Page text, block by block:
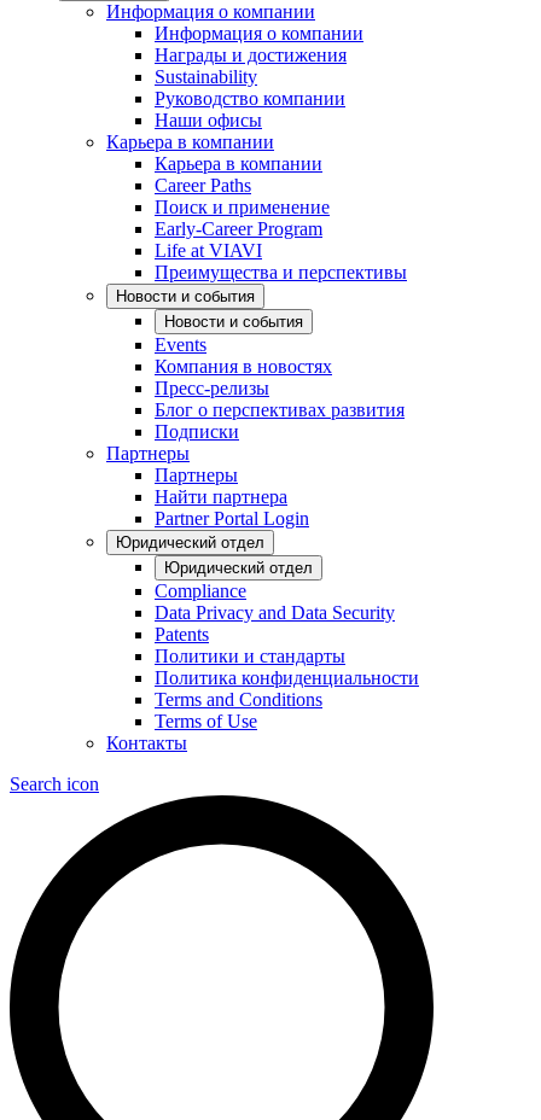
Информация о компании
Информация о компании
Награды и достижения
Sustainability
Руководство компании
Наши офисы
Карьера в компании
Карьера в компании
Career Paths
Поиск и применение
Early-Career Program
Life at VIAVI
Преимущества и перспективы
Новости и события
Новости и события
Events
Компания в новостях
Пресс-релизы
Блог о перспективах развития
Подписки
Партнеры
Партнеры
Найти партнера
Partner Portal Login
Юридический отдел
Юридический отдел
Compliance
Data Privacy and Data Security
Patents
Политики и стандарты
Политика конфиденциальности
Terms and Conditions
Terms of Use
Контакты
Search icon